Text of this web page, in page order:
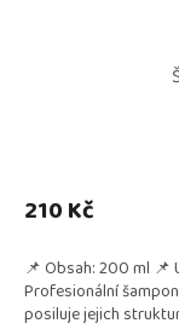
210 Kč
📌 Obsah: 200 ml
Profesionální
posiluje jejich